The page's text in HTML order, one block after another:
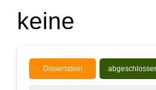
keine
Dissertation